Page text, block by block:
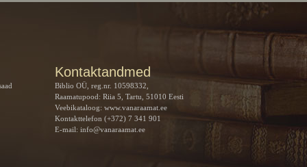
Kontaktandmed
Biblio OÜ, reg.nr. 10598332,
Raamatupood: Riia 5, Tartu, 51010 Eesti
Veebikataloog: www.vanaraamat.ee
Kontakttelefon (+372) 7 341 901
E-mail: info@vanaraamat.ee